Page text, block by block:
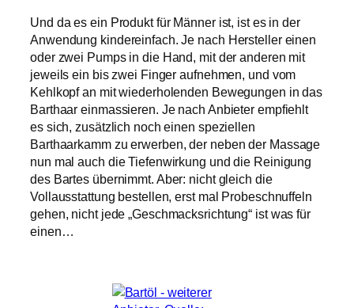
Und da es ein Produkt für Männer ist, ist es in der
Anwendung kindereinfach. Je nach Hersteller einen
oder zwei Pumps in die Hand, mit der anderen mit
jeweils ein bis zwei Finger aufnehmen, und vom
Kehlkopf an mit wiederholenden Bewegungen in das
Barthaar einmassieren. Je nach Anbieter empfiehlt
es sich, zusätzlich noch einen speziellen
Barthaarkamm zu erwerben, der neben der Massage
nun mal auch die Tiefenwirkung und die Reinigung
des Bartes übernimmt. Aber: nicht gleich die
Vollausstattung bestellen, erst mal Probeschnuffeln
gehen, nicht jede „Geschmacksrichtung“ ist was für
einen…